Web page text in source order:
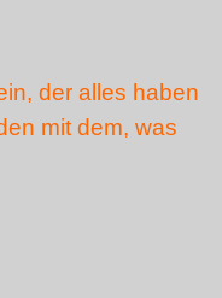
der alles haben
mit dem, was